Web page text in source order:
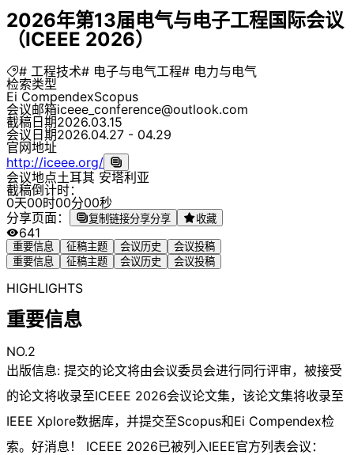
2026年第13届电气与电子工程国际会议
（ICEEE 2026）
# 工程技术# 电子与电气工程# 电力与电气
检索类型
Ei CompendexScopus
会议邮箱iceee_conference@outlook.com
截稿日期2026.03.15
会议日期2026.04.27 - 04.29
官网地址
http://iceee.org/
会议地点土耳其 安塔利亚
截稿倒计时：
0天00时00分00秒
分享页面：
复制链接分享分享 收藏
641
重要信息 征稿主题 会议历史
会议投稿
重要信息
征稿主题 会议历史 会议投稿
HIGHLIGHTS
重要信息
NO.2
出版信息: 提交的论文将由会议委员会进行同行评审，被接受
的论文将收录至ICEEE 2026会议论文集，该论文集将收录至
IEEE Xplore数据库，并提交至Scopus和Ei Compendex检
索。好消息！ ICEEE 2026已被列入IEEE官方列表会议：